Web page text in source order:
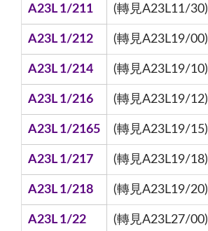
A23L 1/211 (轉見A23L11/30)
A23L 1/212 (轉見A23L19/00)
A23L 1/214 (轉見A23L19/10)
A23L 1/216 (轉見A23L19/12)
A23L 1/2165 (轉見A23L19/15)
A23L 1/217 (轉見A23L19/18)
A23L 1/218 (轉見A23L19/20)
A23L 1/22 (轉見A23L27/00)